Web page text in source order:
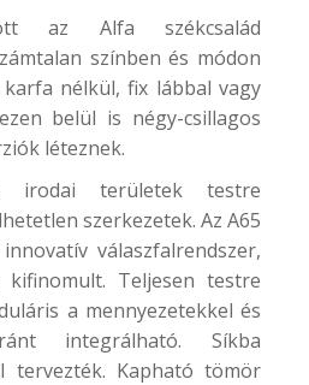
az Alfa székcsalád
színben és módon
nélkül, fix lábbal vagy
belül is négy-csillagos
léteznek.
irodai területek testre
szerkezetek. Az A65
válaszfalrendszer,
kifinomult. Teljesen testre
a mennyezetekkel és
integrálható. Síkba
tervezték. Kapható tömör